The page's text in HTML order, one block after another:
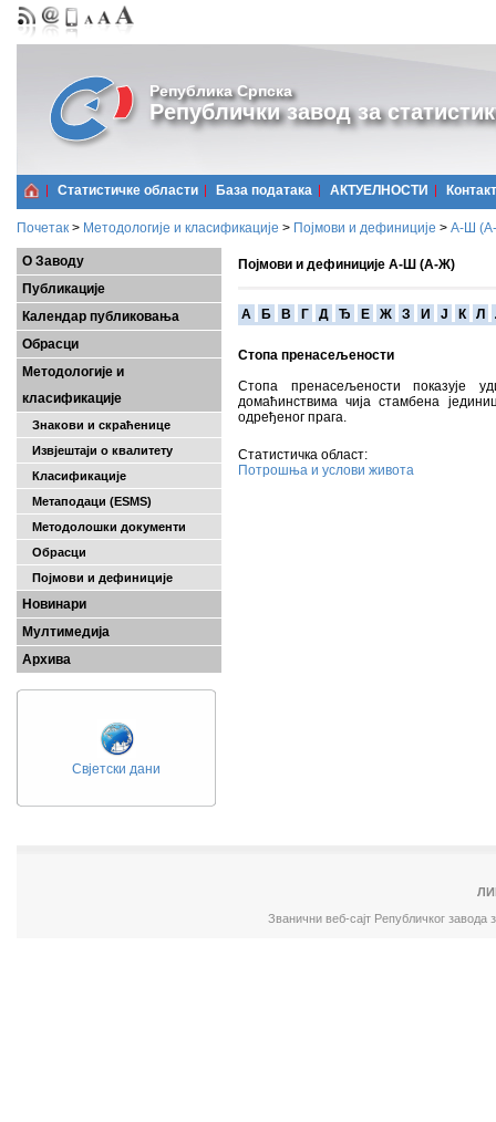
Република Српска
Републички завод за
Статистичке области Базa података АКТУЕЛНОСТИ Контакт
Почетак > Методологије и класификације > Појмови и дефиниције > А-Ш
О Заводу
Публикације
Календар публиковања
Обрасци
Методологије и
класификације
Знакови и скраћенице
Извјештаји о квалитету
Класификације
Метаподаци (ESMS)
Методолошки документи
Обрасци
Појмови и дефиниције
Новинари
Мултимедија
Архива
Свјетски дани
Појмови и дефиниције А-Ш (А-Ж)
A Б В Г Д Ђ Е Ж З И Ј К Л
Стопа пренасељености
Стопа пренасељености показује
домаћинствима чија стамбена
одређеног прага.
Статистичка област:
Потрошња и услови живота
Званични веб-сајт Републичког